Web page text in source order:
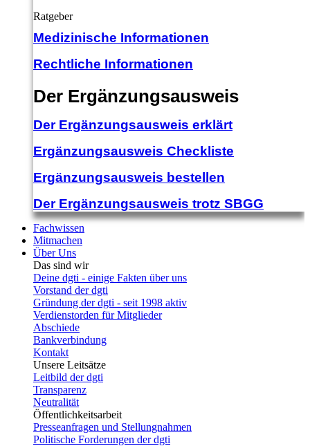
Ratgeber
Medizinische Informationen
Rechtliche Informationen
Der Ergänzungsausweis
Der Ergänzungsausweis erklärt
Ergänzungsausweis Checkliste
Ergänzungsausweis bestellen
Der Ergänzungsausweis trotz SBGG
Fachwissen
Mitmachen
Über Uns
Das sind wir
Deine dgti - einige Fakten über uns
Vorstand der dgti
Gründung der dgti - seit 1998 aktiv
Verdienstorden für Mitglieder
Abschiede
Bankverbindung
Kontakt
Unsere Leitsätze
Leitbild der dgti
Transparenz
Neutralität
Öffentlichkeitsarbeit
Presseanfragen und Stellungnahmen
Politische Forderungen der dgti